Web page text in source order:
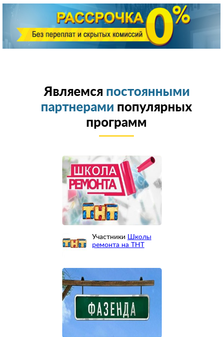
Являемся постоянными
партнерами популярных
программ
Участники Школы
ремонта на ТНТ